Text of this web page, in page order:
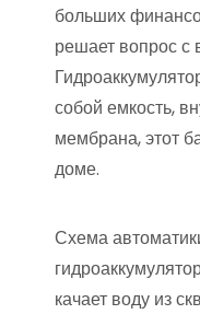
больших
решает вопрос с
собой емкость,
мембрана, этот
доме.
Схема
качает воду из